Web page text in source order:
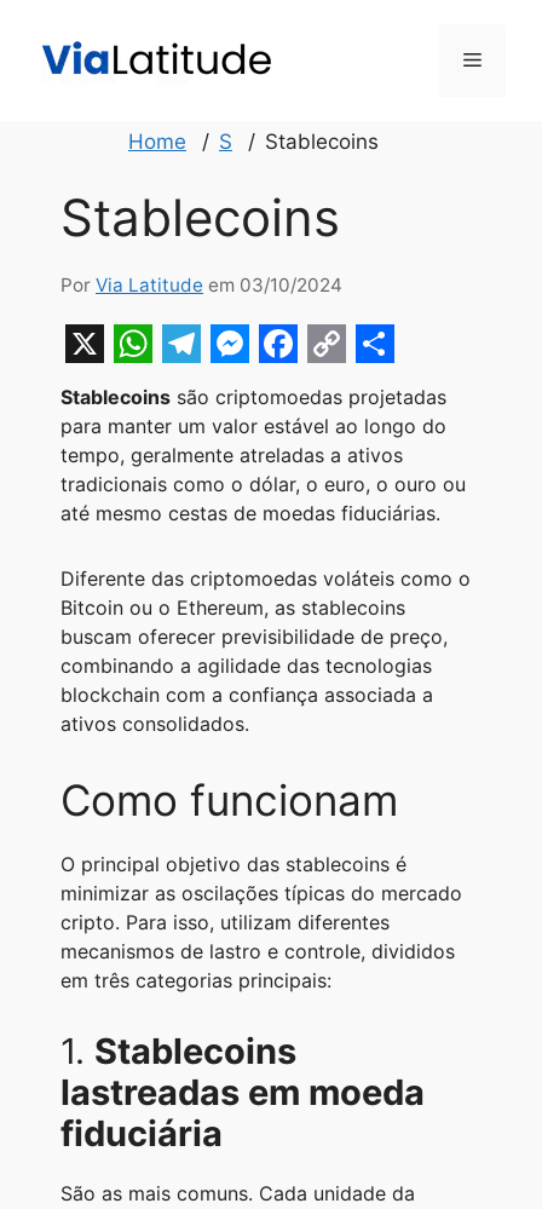
Menu
Home S Stablecoins
Stablecoins
Por Via Latitude em 03/10/2024
X W
h
a
t
s
A
p
p
T
e
l
e
g
r
a
m
M
e
s
s
e
n
g
e
r
F
a
c
e
o
o
k
C
o
p
y
L
i
n
k
S
h
a
r
e
Stablecoins são criptomoedas projetadas
para manter um valor estável ao longo do
tempo, geralmente atreladas a ativos
tradicionais como o dólar, o euro, o ouro ou
até mesmo cestas de moedas fiduciárias.
Diferente das criptomoedas voláteis como o
Bitcoin ou o Ethereum, as stablecoins
buscam oferecer previsibilidade de preço,
combinando a agilidade das tecnologias
blockchain com a confiança associada a
ativos consolidados.
Como funcionam
O principal objetivo das stablecoins é
minimizar as oscilações típicas do mercado
cripto. Para isso, utilizam diferentes
mecanismos de lastro e controle, divididos
em três categorias principais:
1. Stablecoins
lastreadas em moeda
fiduciária
São as mais comuns. Cada unidade da